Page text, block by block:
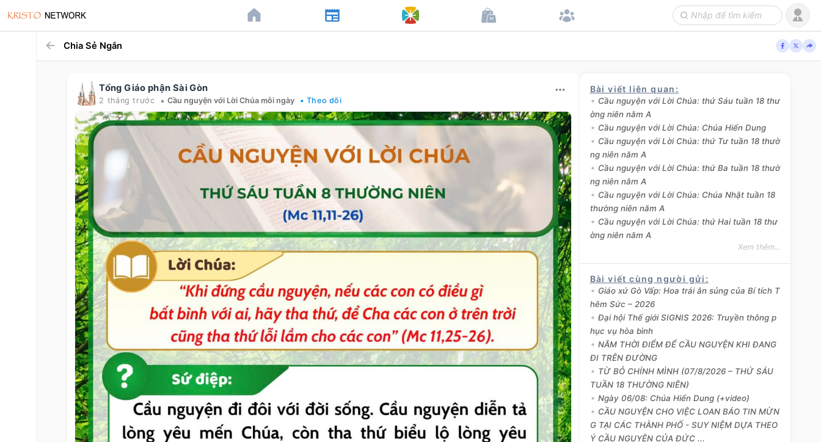
Chia Sẻ Ngắn
Tổng Giáo phận Sài Gòn
2 tháng trước • Cầu nguyện với Lời Chúa mỗi ngày • Theo dõi
Bài viết liên quan :
Cầu nguyện với Lời Chúa: thứ Sáu tuần 18 thư
ờng niên năm A
Cầu nguyện với Lời Chúa: Chúa Hiển Dung
Cầu nguyện với Lời Chúa: thứ Tư tuần 18 thườ
ng niên năm A
Cầu nguyện với Lời Chúa: thứ Ba tuần 18 thườ
ng niên năm A
Cầu nguyện với Lời Chúa: Chúa Nhật tuần 18
thường niên năm A
Cầu nguyện với Lời Chúa: thứ Hai tuần 18 thư
ờng niên năm A
Xem thêm...
Bài viết cùng người gửi :
Giáo xứ Gò Vấp: Hoa trái ân sủng của Bí tích T
hêm Sức – 2026
Đại hội Thế giới SIGNIS 2026: Truyền thông p
hục vụ hòa bình
NĂM THỜI ĐIỂM ĐỂ CẦU NGUYỆN KHI ĐANG
ĐI TRÊN ĐƯỜNG
TỪ BỎ CHÍNH MÌNH (07/8/2026 – THỨ SÁU
TUẦN 18 THƯỜNG NIÊN)
Ngày 06/08: Chúa Hiển Dung (+video)
CẦU NGUYỆN CHO VIỆC LOAN BÁO TIN MỪN
G TẠI CÁC THÀNH PHỐ - SUY NIỆM DỰA THEO
Ý CẦU NGUYỆN CỦA ĐỨC ...